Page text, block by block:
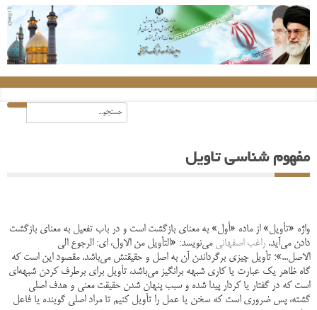
مفهوم شناسی تاویل
واژه «تأویل» از ماده «أول» به معناى بازگشت است و در باب تفعیل به معناى بازگشت
دادن مى‌آید. راغب اصفهانى مى‌نویسد: «التأویل من الاول، اى: الرجوع الى
الاصل...»؛ تأویل چیزى برگرداندن آن به اصل و حقیقتش مى‌باشد. مقصود این است که
گاه ظاهر یک عبارت یا کارى شبهه برانگیز مى‌باشد، تأویل براى برطرف کردن شبهه‌اى
است که در گفتار یا کردار پیدا شده و سبب پنهان شدن حقیقت معنى و هدف اصلى
گشته، پس ضرورى است که سخن یا عمل را تأویل کنیم تا مراد اصلى گوینده یا فاعل